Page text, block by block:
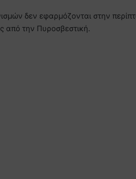
δεν εφαρμόζονται στην
από την Πυροσβεστική.